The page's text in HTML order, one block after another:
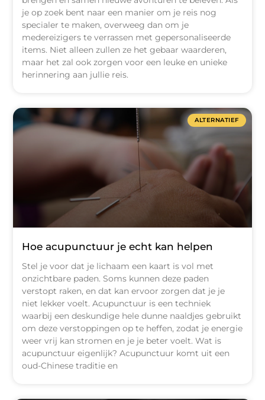
je op zoek bent naar een manier om je reis nog
specialer te maken, overweeg dan om je
medereizigers te verrassen met gepersonaliseerde
items. Niet alleen zullen ze het gebaar waarderen,
maar het zal ook zorgen voor een leuke en unieke
herinnering aan jullie reis.
ALTERNATIEF
Hoe acupunctuur je echt kan helpen
Stel je voor dat je lichaam een kaart is vol met
onzichtbare paden. Soms kunnen deze paden
verstopt raken, en dat kan ervoor zorgen dat je je
niet lekker voelt. Acupunctuur is een techniek
waarbij een deskundige hele dunne naaldjes gebruikt
om deze verstoppingen op te heffen, zodat je energie
weer vrij kan stromen en je je beter voelt. Wat is
acupunctuur eigenlijk? Acupunctuur komt uit een
oud-Chinese traditie en